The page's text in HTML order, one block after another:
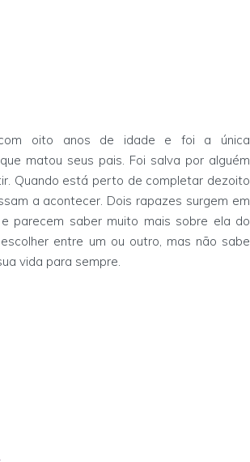
oito anos de idade e foi a única
matou seus pais. Foi salva por alguém
Quando está perto de completar dezoito
a acontecer. Dois rapazes surgem em
parecem saber muito mais sobre ela do
entre um ou outro, mas não sabe
vida para sempre.